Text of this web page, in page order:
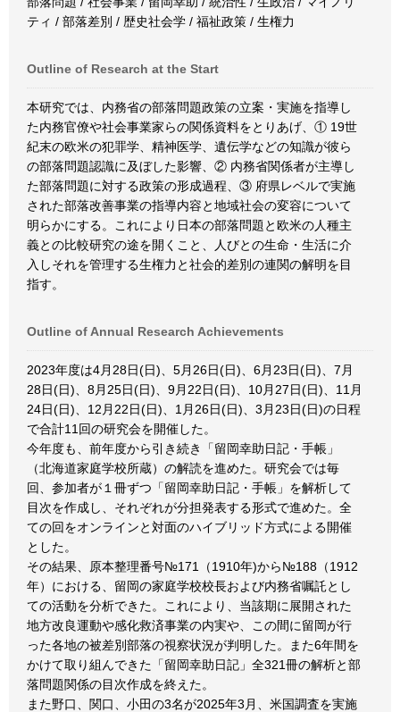
ティ / 部落差別 / 歴史社会学 / 福祉政策 / 生権力
Outline of Research at the Start
本研究では、内務省の部落問題政策の立案・実施を指導し
た内務官僚や社会事業家らの関係資料をとりあげ、① 19世
紀末の欧米の犯罪学、精神医学、遺伝学などの知識が彼ら
の部落問題認識に及ぼした影響、② 内務省関係者が主導し
た部落問題に対する政策の形成過程、③ 府県レベルで実施
された部落改善事業の指導内容と地域社会の変容について
明らかにする。これにより日本の部落問題と欧米の人種主
義との比較研究の途を開くこと、人びとの生命・生活に介
入しそれを管理する生権力と社会的差別の連関の解明を目
指す。
Outline of Annual Research Achievements
2023年度は4月28日(日)、5月26日(日)、6月23日(日)、7月
28日(日)、8月25日(日)、9月22日(日)、10月27日(日)、11月
24日(日)、12月22日(日)、1月26日(日)、3月23日(日)の日程
で合計11回の研究会を開催した。
今年度も、前年度から引き続き「留岡幸助日記・手帳」
（北海道家庭学校所蔵）の解読を進めた。研究会では毎
回、参加者が１冊ずつ「留岡幸助日記・手帳」を解析して
目次を作成し、それぞれが分担発表する形式で進めた。全
ての回をオンラインと対面のハイブリッド方式による開催
とした。
その結果、原本整理番号№171（1910年)から№188（1912
年）における、留岡の家庭学校校長および内務省嘱託とし
ての活動を分析できた。これにより、当該期に展開された
地方改良運動や感化救済事業の内実や、この間に留岡が行
った各地の被差別部落の視察状況が判明した。また6年間を
かけて取り組んできた「留岡幸助日記」全321冊の解析と部
落問題関係の目次作成を終えた。
また野口、関口、小田の3名が2025年3月、米国調査を実施